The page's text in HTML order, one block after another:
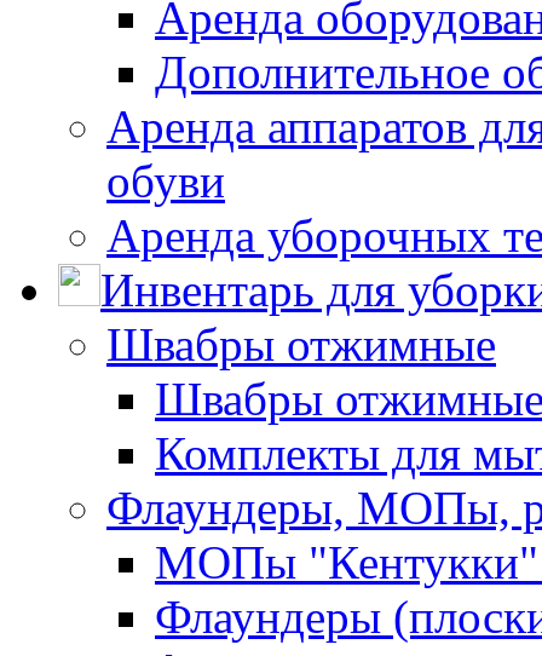
Аренда
Дополнительное
Аренда аппаратов
обуви
Аренда уборочных
Инвентарь для
Швабры отжимные
Швабры
Комплекты для
Флаундеры, МОПы,
МОПы "Кентукки"
Флаундеры